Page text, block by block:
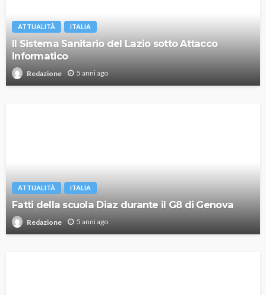
ATTUALITÀ ITALIA
Il Sistema Sanitario del Lazio sotto Attacco
Informatico
Redazione 5 anni ago
ATTUALITÀ ITALIA
Fatti della scuola Diaz durante il G8 di Genova
Redazione 5 anni ago